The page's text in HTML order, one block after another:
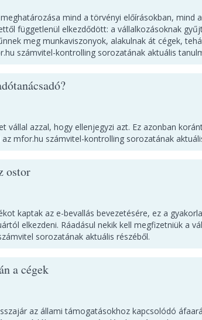
mind a törvényi előírásokban, mind
függetlenül elkezdődött: a vállalkozásoknak
meg munkaviszonyok, alakulnak át cégek,
számvitel-kontrolling sorozatának aktuális
vállal azzal, hogy ellenjegyzi azt. Ez azonban
mfor.hu számvitel-kontrolling sorozatának
ostor
kaptak az e-bevallás bevezetésére, ez a
elkezdeni. Ráadásul nekik kell megfizetniük a
sorozatának aktuális részéből.
a cégek
az állami támogatásokhoz kapcsolódó